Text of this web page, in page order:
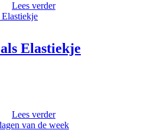
Lees verder
Elastiekje
Lees verder